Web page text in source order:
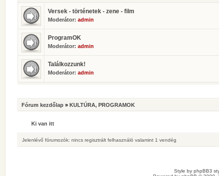
Versek - történetek - zene - film
Moderátor: admin
ProgramOK
Moderátor: admin
Találkozzunk!
Moderátor: admin
Fórum kezdőlap » KULTÚRA, PROGRAMOK
Ki van itt
Jelenlévő fórumozók: nincs regisztrált felhasználó valamint 1 vendég
Style by phpBB3